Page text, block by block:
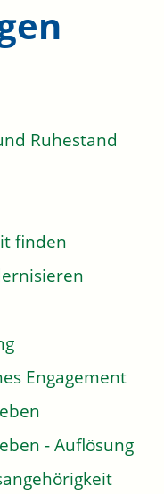
Ruhestand
finden
Engagement
- Auflösung